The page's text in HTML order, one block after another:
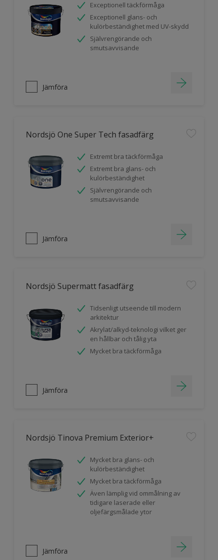
Exceptionell täckförmåga
Exceptionell glans- och
kulörbeständighet med UV-skydd
Självrengörande och
smutsavvisande
Jämföra
Nordsjö One Super Tech fasadfärg
Extremt bra täckförmåga
Extremt bra glans- och
kulörbeständighet
Självrengörande och
smutsavvisande
Jämföra
Nordsjö Supermatt fasadfärg
Tidsenligt utseende till modern
arkitektur
Akrylat/alkyd-teknologi vilket ger
en hållbar och tålig yta
Mycket bra täckförmåga
Jämföra
Nordsjö Tinova Premium Exterior+
Mycket bra glans- och
kulörbeständighet
Mycket bra täckförmåga
Även lämplig vid ommålning av
tidigare laserade eller
oljefärgsmålade ytor
Jämföra